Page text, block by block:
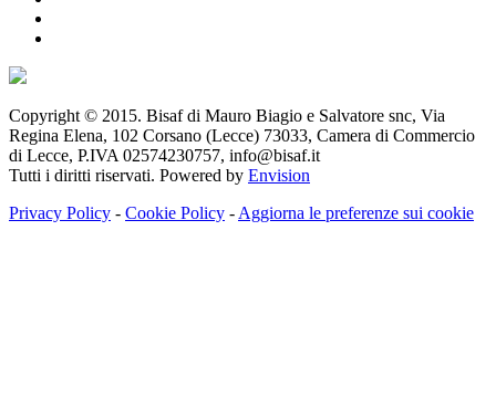
Copyright © 2015. Bisaf di Mauro Biagio e Salvatore snc, Via
Regina Elena, 102 Corsano (Lecce) 73033, Camera di Commercio
di Lecce, P.IVA 02574230757, info@bisaf.it
Tutti i diritti riservati. Powered by Envision
Privacy Policy - Cookie Policy - Aggiorna le preferenze sui cookie